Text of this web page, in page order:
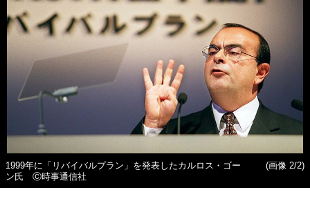
1999年に「リバイバルプラン」を発表したカルロス・ゴー
ン氏 Ⓒ時事通信社
(画像 2/2)